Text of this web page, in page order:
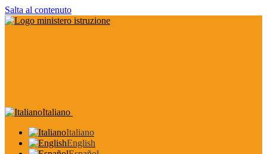
Salta al contenuto
Italiano
Italiano
English